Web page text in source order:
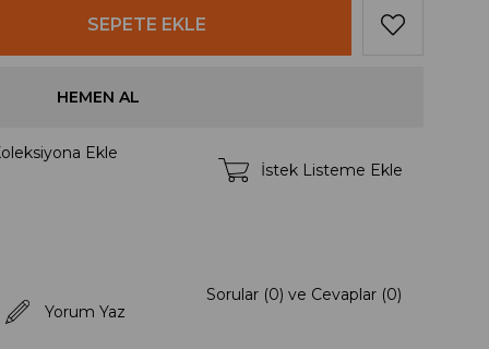
Ekle
İstek Listeme Ekle
Yorum Yaz
Sorular (0) ve Cevaplar (0)